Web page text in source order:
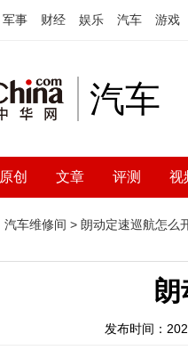
军事 财经 娱乐 汽车 游戏
汽车
原创 文章 评测 视
汽车维修间 > 朗动定速巡航怎么
朗
发布时间：